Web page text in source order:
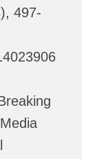
497-